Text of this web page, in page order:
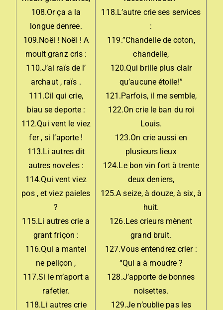
108.Or ça a la
longue denree.
109.Noël ! Noël ! A
moult granz cris :
110.J’ai raïs de l’
archaut , raïs .
111.Cil qui crie,
biau se deporte :
112.Qui vent le viez
fer , si l’aporte !
113.Li autres dit
autres noveles :
114.Qui vent viez
pos , et viez paieles
?
115.Li autres crie a
grant friçon :
116.Qui a mantel
ne peliçon ,
117.Si le m’aport a
rafetier.
118.Li autres crie
118.L’autre crie ses services
:
119.”Chandelle de coton,
chandelle,
120.Qui brille plus clair
qu’aucune étoile!”
121.Parfois, il me semble,
122.On crie le ban du roi
Louis.
123.On crie aussi en
plusieurs lieux
124.Le bon vin fort à trente
deux deniers,
125.A seize, à douze, à six, à
huit.
126.Les crieurs mènent
grand bruit.
127.Vous entendrez crier :
“Qui a à moudre ?
128.J’apporte de bonnes
noisettes.
129.Je n’oublie pas les